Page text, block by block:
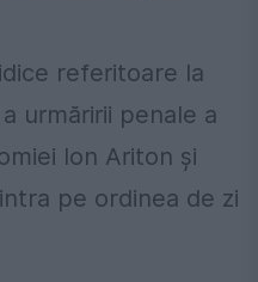
referitoare la
urmăririi penale a
Ion Ariton şi
pe ordinea de zi